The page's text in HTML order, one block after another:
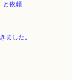
と依頼
ました。